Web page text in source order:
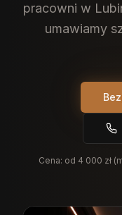
pracowni w
umawiamy
Cena: od 4 000 zł